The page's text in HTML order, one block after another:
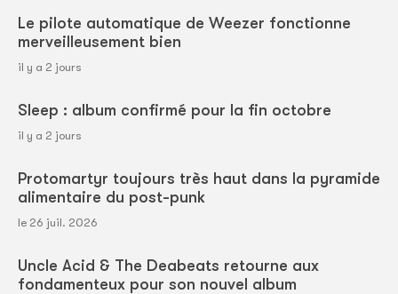
Le pilote automatique de Weezer fonctionne
merveilleusement bien
il y a 2 jours
Sleep : album confirmé pour la fin octobre
il y a 2 jours
Protomartyr toujours très haut dans la pyramide
alimentaire du post-punk
le 26 juil. 2026
Uncle Acid & The Deabeats retourne aux
fondamenteux pour son nouvel album